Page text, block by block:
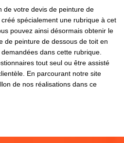
de votre devis de peinture de
spécialement une rubrique à cet
pouvez ainsi désormais obtenir le
de peinture de dessous de toit en
dans cette rubrique.
tout seul ou être assisté
En parcourant notre site
de nos réalisations dans ce